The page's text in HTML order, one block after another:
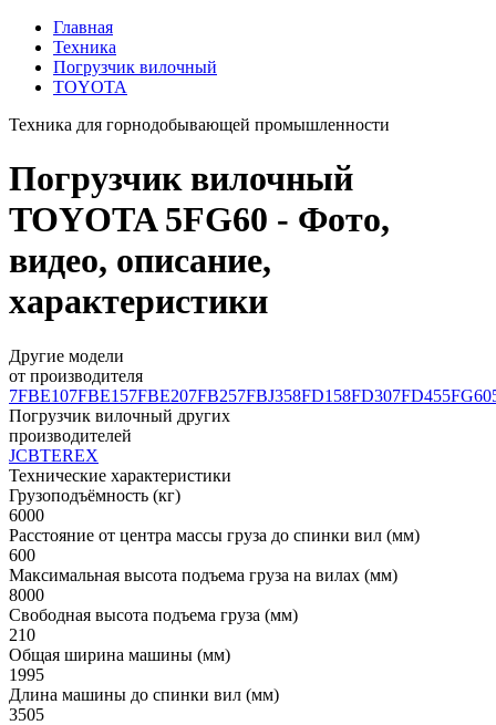
Главная
Техника
Погрузчик вилочный
TOYOTA
Техника для горнодобывающей промышленности
Погрузчик вилочный
TOYOTA 5FG60 - Фото,
видео, описание,
характеристики
Другие модели
от производителя
7FBE107FBE157FBE207FB257FBJ358FD158FD307FD455FG60
Погрузчик вилочный других
производителей
JCBTEREX
Технические характеристики
Грузоподъёмность (кг)
6000
Расстояние от центра массы груза до спинки вил (мм)
600
Максимальная высота подъема груза на вилах (мм)
8000
Свободная высота подъема груза (мм)
210
Общая ширина машины (мм)
1995
Длина машины до спинки вил (мм)
3505